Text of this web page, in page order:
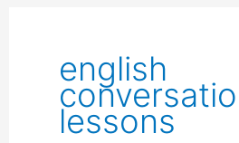
english
lessons